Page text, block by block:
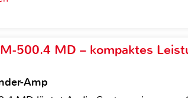
500.4 MD – kompaktes
Amp